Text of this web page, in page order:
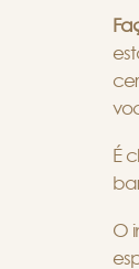
É
O